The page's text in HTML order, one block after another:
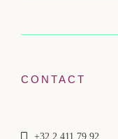
CONTACT
+32 2 411 79 92